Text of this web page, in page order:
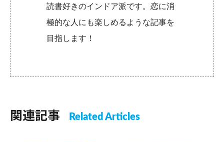
読書好きのインドア派です。恋に消
極的な人にも楽しめるような記事を
目指します！
関連記事 Related Articles